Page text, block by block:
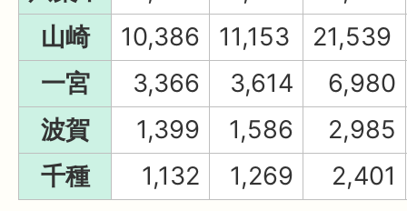
山崎
10,386 11,153
21,539
一宮
3,366 3,614
6,980
波賀
1,399 1,586
2,985
千種
1,132 1,269
2,401